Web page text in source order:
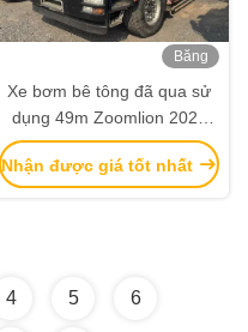
Băng
Xe bơm bê tông đã qua sử
dụng 49m Zoomlion 2020
ZLJ5350THBKE với khung
gầm Sitrak
Nhận được giá tốt nhất
4 5 6